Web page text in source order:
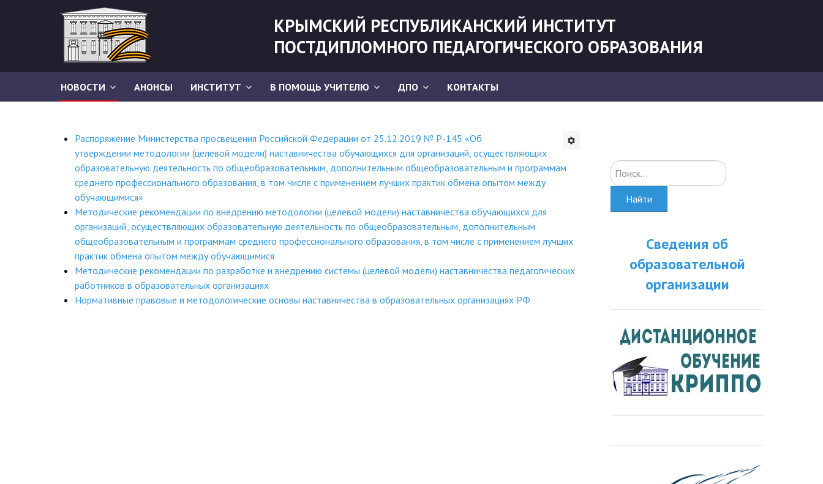
КРЫМСКИЙ РЕСПУБЛИКАНСКИЙ ИНСТИТУТ
ПОСТДИПЛОМНОГО ПЕДАГОГИЧЕСКОГО ОБРАЗОВАНИЯ
НОВОСТИ АНОНСЫ ИНСТИТУТ В ПОМОЩЬ УЧИТЕЛЮ ДПО КОНТАКТЫ
Распоряжение Министерства просвещения Российской Федерации от 25.12.2019 № Р-145 «Об
утверждении методологии (целевой модели) наставничества обучающихся для организаций, осуществляющих
образовательную деятельность по общеобразовательным, дополнительным общеобразовательным и программам
среднего профессионального образования, в том числе с применением лучших практик обмена опытом между
обучающимися»
Методические рекомендации по внедрению методологии (целевой модели) наставничества обучающихся для
организаций, осуществляющих образовательную деятельность по общеобразовательным, дополнительным
общеобразовательным и программам среднего профессионального образования, в том числе с применением лучших
практик обмена опытом между обучающимися
Методические рекомендации по разработке и внедрению системы (целевой модели) наставничества педагогических
работников в образовательных организациях
Нормативные правовые и методологические основы наставничества в образовательных организациях РФ
Искать...
Найти
Сведения об
образовательной
организации